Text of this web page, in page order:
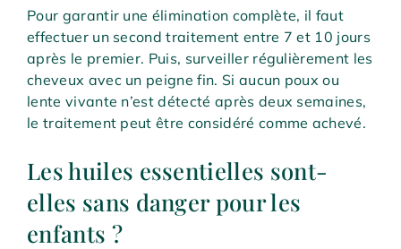
Pour garantir une élimination complète, il faut
effectuer un second traitement entre 7 et 10 jours
après le premier. Puis, surveiller régulièrement les
cheveux avec un peigne fin. Si aucun poux ou
lente vivante n’est détecté après deux semaines,
le traitement peut être considéré comme achevé.
Les huiles essentielles sont-
elles sans danger pour les
enfants ?